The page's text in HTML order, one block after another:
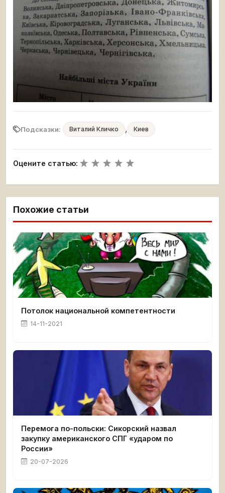
Подсказки: Виталий Кличко , Киев
Оцените статью:
Похожие статьи
Потолок национальной компетентности
14-11-2021
Перемога по-польски: Сикорский назвал
закупку американского СПГ «ударом по
России»
20-07-2026